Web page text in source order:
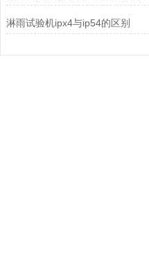
淋雨试验机ipx4与ip54的区别